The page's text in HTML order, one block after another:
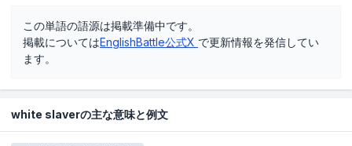
この単語の語源は掲載準備中です。
掲載についてはEnglishBattle公式X で更新情報を発信してい
ます。
white slaverの主な意味と例文